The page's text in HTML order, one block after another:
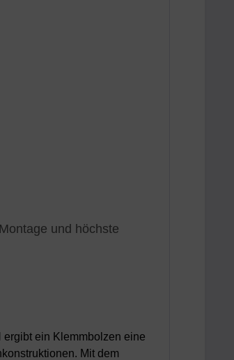
und höchste
ein Klemmbolzen eine
Mit dem